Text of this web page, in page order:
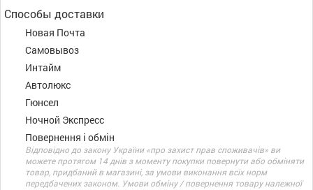
Способы доставки
Новая Почта
Самовывоз
Интайм
Автолюкс
Гюнсел
Ночной Экспресс
Повернення і обмін
Відповідно до закону України «про захист прав споживачів» ви
можете протягом 14 днів з моменту покупки повернути або обміняти
товар, придбаний в магазині, за умови виконання всіх норм
передбачених законом. Умови обміну / повернення товару належної